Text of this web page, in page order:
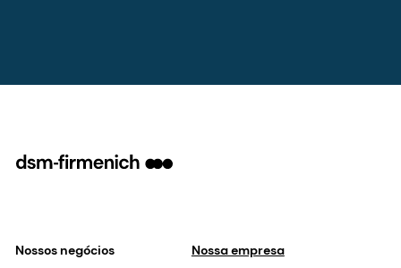
Nossos negócios Nossa empresa